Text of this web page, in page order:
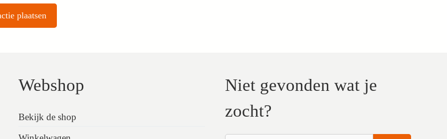
Webshop
Bekijk de shop
Niet gevonden wat je
zocht?